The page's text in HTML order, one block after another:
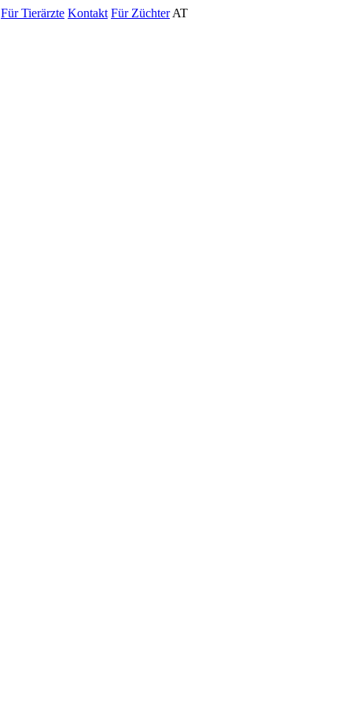
Für Tierärzte Kontakt Für Züchter AT